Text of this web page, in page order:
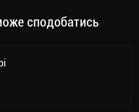
сподобатись